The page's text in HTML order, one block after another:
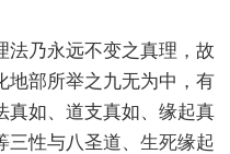
法乃永远不变之真理，故
地部所举之九无为中，有
真如、道支真如、缘起真
性与八圣道、 生死缘起